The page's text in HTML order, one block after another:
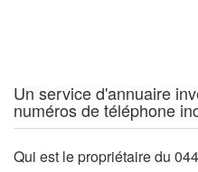
Un service d'annuaire
numéros de téléphone
Qui est le propriétaire du